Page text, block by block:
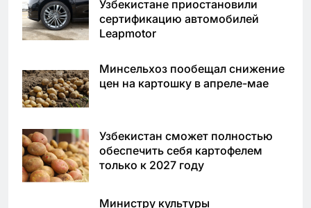
Узбекистане приостановили
сертификацию автомобилей
Leapmotor
Минсельхоз пообещал снижение
цен на картошку в апреле-мае
Узбекистан сможет полностью
обеспечить себя картофелем
только к 2027 году
Министру культуры